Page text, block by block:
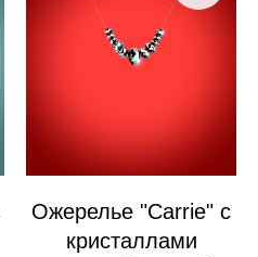
Ожерелье "Carrie" с
кристаллами